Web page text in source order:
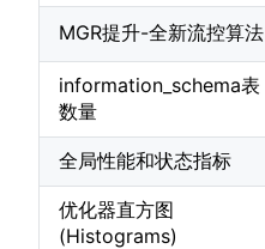
MGR提升-全新流控算法
information_schema表
数量
全局性能和状态指标
优化器直方图
(Histograms)